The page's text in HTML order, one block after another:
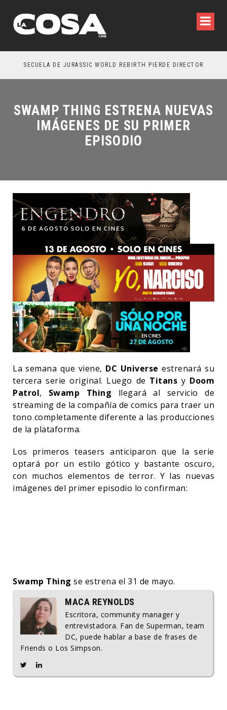
SECUELA DE JURASSIC WORLD REBIRTH PIERDE DIRECTOR
SWAMP THING ESTRENA NUEVAS
IMÁGENES DE SU PRIMER
EPISODIO
La semana que viene, DC Universe estrenará su
tercera serie original. Luego de Titans y Doom
Patrol, Swamp Thing llegará al servicio de
streaming de la compañía de comics para traer un
tono completamente diferente a las producciones
de la plataforma.
Los primeros teasers anticiparon que la serie
optará por un estilo gótico y bastante oscuro,
con muchos elementos de terror. Y las nuevas
imágenes del primer episodio lo confirman:
Swamp Thing se estrena el 31 de mayo.
MACA REYNOLDS
Escritora, community manager y
entrevistadora. Fan de Superman, team
DC, puede hablar a base de frases de
Friends o Los Simpson.